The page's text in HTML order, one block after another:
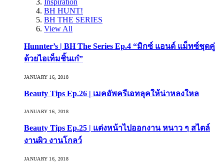
Inspiration
BH HUNT!
BH THE SERIES
View All
Hunnter’s | BH The Series Ep.4 “มิกซ์ แอนด์ แม็ทซ์ชุดคู่
ด้วยไอเท็มชิ้นเก๋”
JANUARY 16, 2018
Beauty Tips Ep.26 | เมคอัพครีเอทลุคให้น่าหลงใหล
JANUARY 16, 2018
Beauty Tips Ep.25 | แต่งหน้าไปออกงาน หนาว ๆ สไตล์
งานผิว งานโกลว์
JANUARY 16, 2018